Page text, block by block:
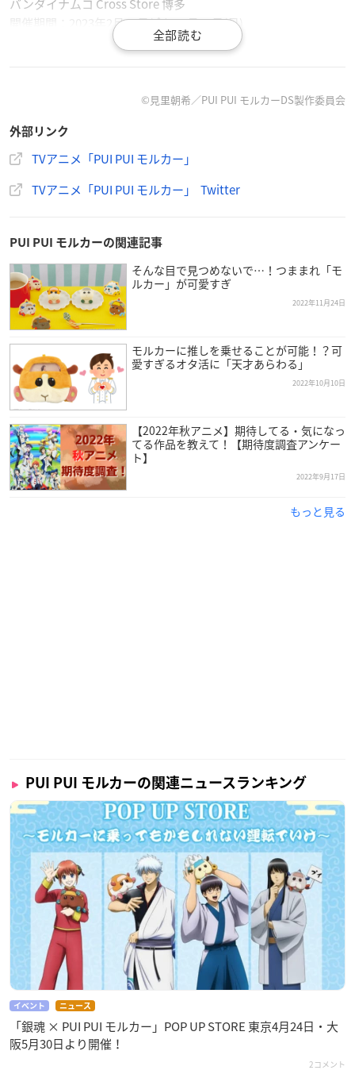
バンダイナムコ Cross Store 博多
開催期間：2023年2月10日(金)～3月12日(日)
開催期間：2023年3月18日(土)～4月23日(日)
｡.🥕⌒⌒⌒⌒⌒⌒⌒⌒☕.｡
開催決定！
｡.☕⌒⌒⌒⌒⌒⌒⌒⌒🥕.｡
“『
PUI PUI モルカー 』×純喫茶” をテーマに、
レトロでポップなモルカーたちが登場🌟
全国３会場でコラボグッズやフードが楽しめます🎶
https://t.co/wA6M178AfI
dMqubJAAU1
— PUI PUI モルカー【公式】 (@molcar_anime)November
30, 2022
©見里朝希／PUI PUI モルカーDS製作委員会
外部リンク
TVアニメ「PUI PUI モルカー」
TVアニメ「PUI PUI モルカー」 Twitter
PUI PUI モルカーの関連記事
そんな目で見つめないで…！つままれ「モ
ルカー」が可愛すぎ
2022年11月24日
モルカーに推しを乗せることが可能！？可
愛すぎるオタ活に「天才あらわる」
2022年10月10日
【2022年秋アニメ】期待してる・気になっ
てる作品を教えて！【期待度調査アンケー
ト】
2022年9月17日
もっと見る
PUI PUI モルカーの関連ニュースランキング
イベント ニュース
「銀魂 × PUI PUI モルカー」POP UP STORE 東京4月24日・大
阪5月30日より開催！
2コメント